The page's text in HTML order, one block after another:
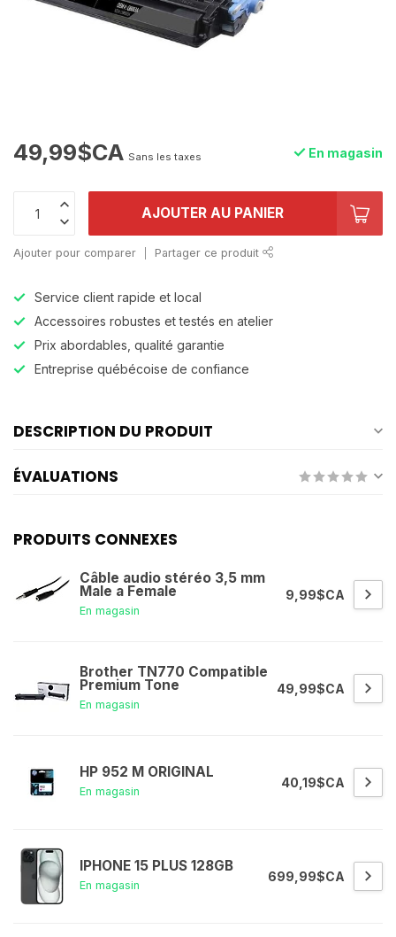
49,99$CA Sans les taxes En magasin
AJOUTER AU PANIER
Ajouter pour comparer Partager ce produit
Service client rapide et local
Accessoires robustes et testés en atelier
Prix abordables, qualité garantie
Entreprise québécoise de confiance
DESCRIPTION DU PRODUIT
ÉVALUATIONS
PRODUITS CONNEXES
Câble audio stéréo 3,5 mm
Male a Female
En magasin
9,99$CA
Brother TN770 Compatible
Premium Tone
En magasin
49,99$CA
HP 952 M ORIGINAL
En magasin
40,19$CA
IPHONE 15 PLUS 128GB
En magasin
699,99$CA